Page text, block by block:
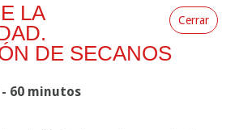
Cerrar
LA
DE SECANOS
- 60 minutos